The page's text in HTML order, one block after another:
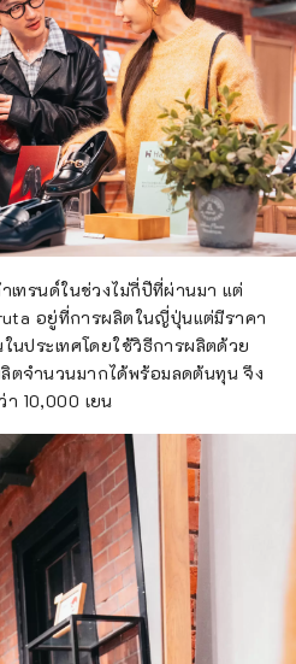
เทรนด์ในช่วงไม่กี่ปีที่ผ่านมา แต่
อยู่ที่การผลิตในญี่ปุ่นแต่มีราคา
นประเทศโดยใช้วิธีการผลิตด้วย
ตจำนวนมากได้พร้อมลดต้นทุน จึง
10,000 เยน